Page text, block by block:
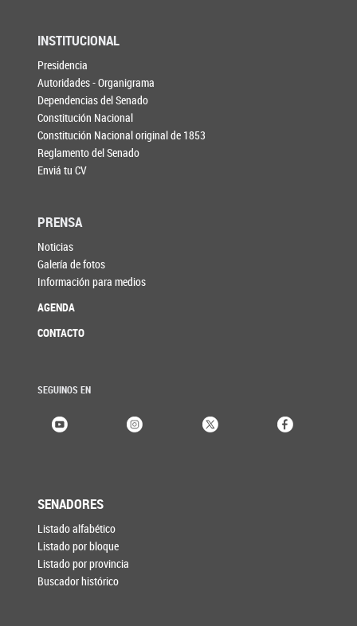
INSTITUCIONAL
Presidencia
Autoridades - Organigrama
Dependencias del Senado
Constitución Nacional
Constitución Nacional original de 1853
Reglamento del Senado
Enviá tu CV
PRENSA
Noticias
Galería de fotos
Información para medios
AGENDA
CONTACTO
SEGUINOS EN
SENADORES
Listado alfabético
Listado por bloque
Listado por provincia
Buscador histórico